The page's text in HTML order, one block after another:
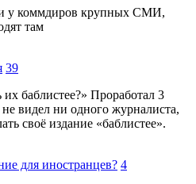
у коммдиров крупных СМИ,
там
39
баблистее?» Проработал 3
видел ни одного журналиста,
своё издание «баблистее».
для иностранцев? 4